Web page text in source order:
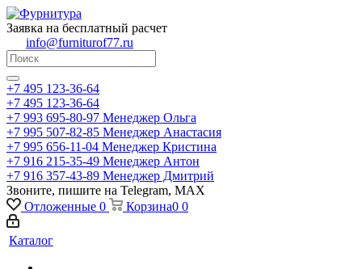
Заявка на бесплатный расчет
info@furniturof77.ru
+7 495 123-36-64
+7 495 123-36-64
+7 993 695-80-97 Менеджер Ольга
+7 995 507-82-85 Менеджер Анастасия
+7 995 656-11-04 Менеджер Кристина
+7 916 215-35-49 Менеджер Антон
+7 916 357-43-89 Менеджер Дмитрий
Звоните, пишите на Telegram, MAX
Отложенные 0 Корзина0 0
Каталог